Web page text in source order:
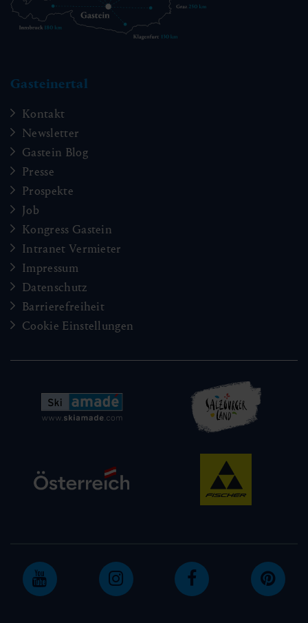
Gasteinertal
Kontakt
Newsletter
Gastein Blog
Presse
Prospekte
Job
Kongress Gastein
Intranet Vermieter
Impressum
Datenschutz
Barrierefreiheit
Cookie Einstellungen